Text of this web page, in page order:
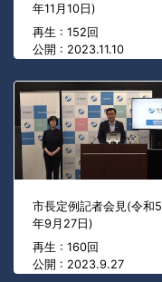
年11月10日)
再生 : 152回
公開 : 2023.11.10
市長定例記者会見(令和5
年9月27日)
再生 : 160回
公開 : 2023.9.27